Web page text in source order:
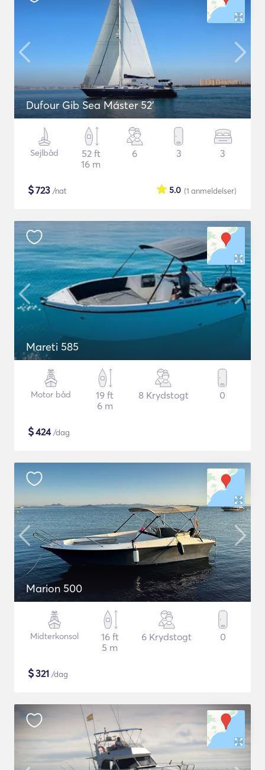
Dufour Gib Sea Máster 52’
Sejlbåd
52 ft
16 m
6 3 3
$723 /nat (1 anmeldelser)
5.0
Mareti 585
Motor båd
19 ft
6 m
8 Krydstogt 0
$424/dag
Marion 500
Midterkonsol
16 ft
5 m
6 Krydstogt 0
$321 /dag